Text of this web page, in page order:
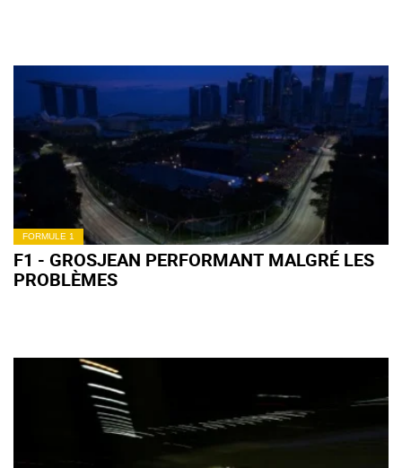
FORMULE 1
F1 - GROSJEAN PERFORMANT MALGRÉ LES
PROBLÈMES